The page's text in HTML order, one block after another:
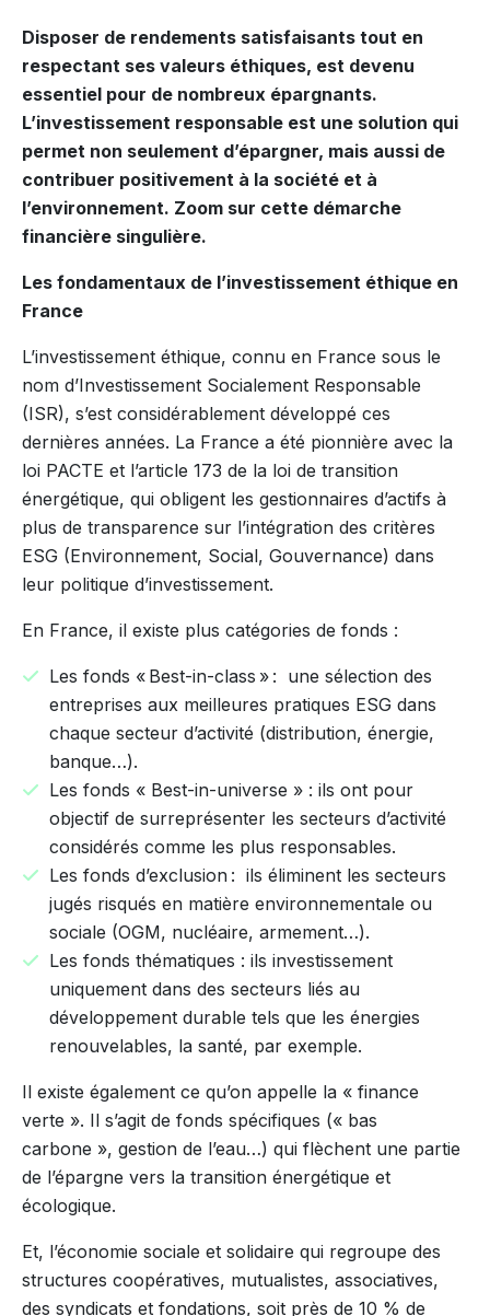
Disposer de rendements satisfaisants tout en
respectant ses valeurs éthiques, est devenu
essentiel pour de nombreux épargnants.
L’investissement responsable est une solution qui
permet non seulement d’épargner, mais aussi de
contribuer positivement à la société et à
l’environnement. Zoom sur cette démarche
financière singulière.
Les fondamentaux de l’investissement éthique en
France
L’investissement éthique, connu en France sous le
nom d’Investissement Socialement Responsable
(ISR), s’est considérablement développé ces
dernières années. La France a été pionnière avec la
loi PACTE et l’article 173 de la loi de transition
énergétique, qui obligent les gestionnaires d’actifs à
plus de transparence sur l’intégration des critères
ESG (Environnement, Social, Gouvernance) dans
leur politique d’investissement.
En France, il existe plus catégories de fonds :
Les fonds « Best-in-class » : une sélection des
entreprises aux meilleures pratiques ESG dans
chaque secteur d’activité (distribution, énergie,
banque…).
Les fonds « Best-in-universe » : ils ont pour
objectif de surreprésenter les secteurs d’activité
considérés comme les plus responsables.
Les fonds d’exclusion : ils éliminent les secteurs
jugés risqués en matière environnementale ou
sociale (OGM, nucléaire, armement…).
Les fonds thématiques : ils investissement
uniquement dans des secteurs liés au
développement durable tels que les énergies
renouvelables, la santé, par exemple.
Il existe également ce qu’on appelle la « finance
verte ». Il s’agit de fonds spécifiques (« bas
carbone », gestion de l’eau…) qui flèchent une partie
de l’épargne vers la transition énergétique et
écologique.
Et, l’économie sociale et solidaire qui regroupe des
structures coopératives, mutualistes, associatives,
des syndicats et fondations, soit près de 10 % de